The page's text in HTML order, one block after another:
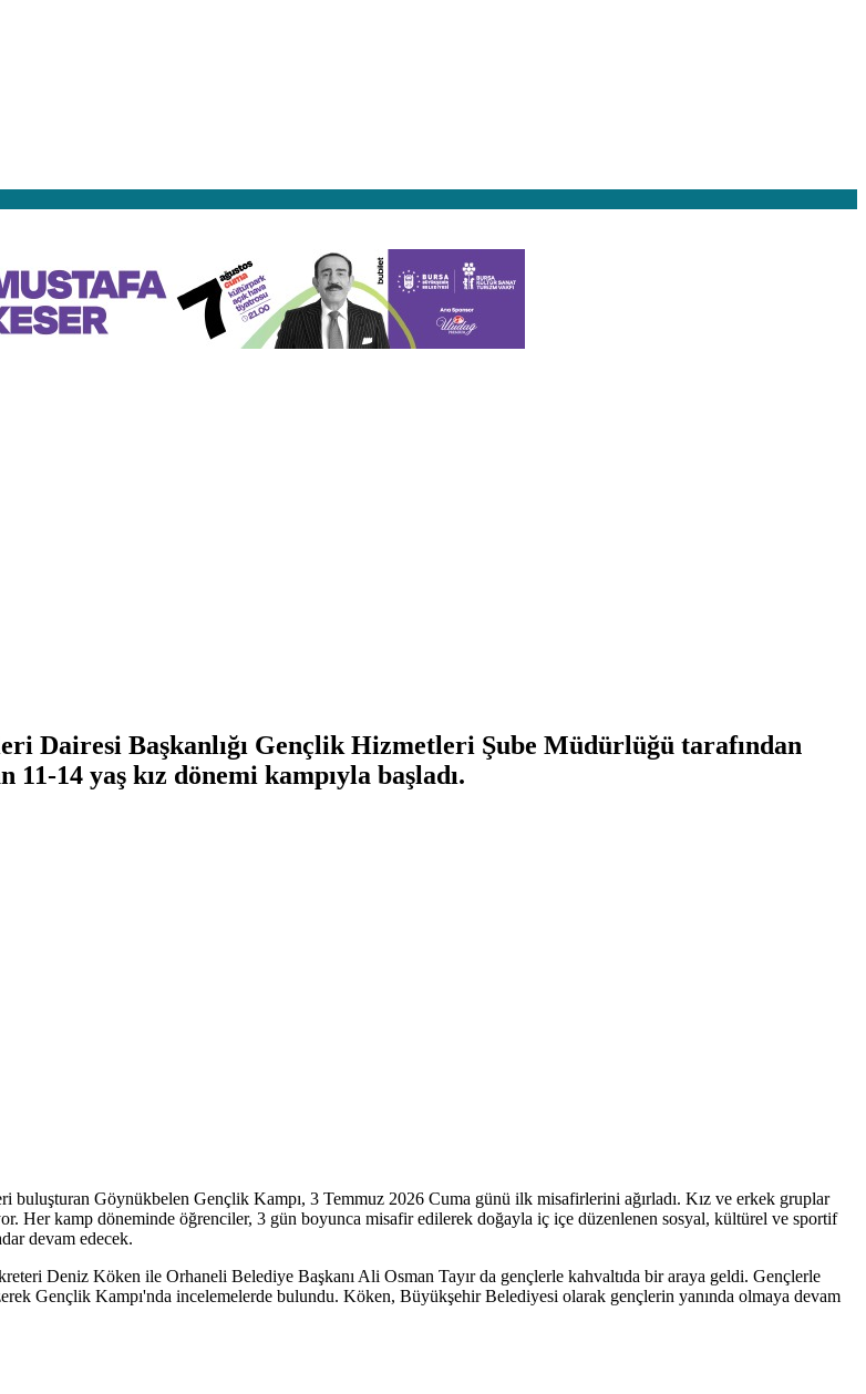
Dairesi Başkanlığı Gençlik Hizmetleri Şube Müdürlüğü tarafından
14 yaş kız dönemi kampıyla başladı.
Göynükbelen Gençlik Kampı, 3 Temmuz 2026 Cuma günü ilk misafirlerini ağırladı. Kız ve erkek gruplar
Her kamp döneminde öğrenciler, 3 gün boyunca misafir edilerek doğayla iç içe düzenlenen sosyal, kültürel ve sportif
devam edecek.
Deniz Köken ile Orhaneli Belediye Başkanı Ali Osman Tayır da gençlerle kahvaltıda bir araya geldi. Gençlerle
Gençlik Kampı'nda incelemelerde bulundu. Köken, Büyükşehir Belediyesi olarak gençlerin yanında olmaya devam